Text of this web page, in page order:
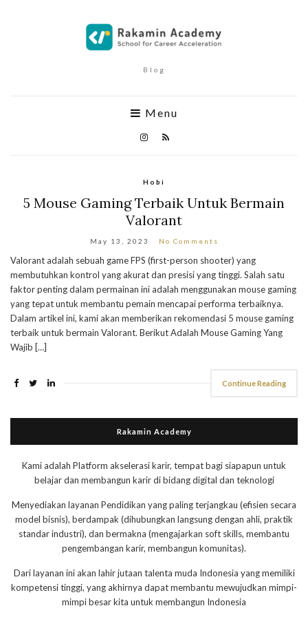
Blog
Menu
Hobi
5 Mouse Gaming Terbaik Untuk Bermain
Valorant
May 13, 2023 No Comments
Valorant adalah sebuah game FPS (first-person shooter) yang
membutuhkan kontrol yang akurat dan presisi yang tinggi. Salah satu
faktor penting dalam permainan ini adalah menggunakan mouse gaming
yang tepat untuk membantu pemain mencapai performa terbaiknya.
Dalam artikel ini, kami akan memberikan rekomendasi 5 mouse gaming
terbaik untuk bermain Valorant. Berikut Adalah Mouse Gaming Yang
Wajib […]
Continue Reading
Rakamin Academy
Kami adalah Platform akselerasi karir, tempat bagi siapapun untuk
belajar dan membangun karir di bidang digital dan teknologi
Menyediakan layanan Pendidikan yang paling terjangkau (efisien secara
model bisnis), berdampak (dihubungkan langsung dengan ahli, praktik
standar industri), dan bermakna (mengajarkan soft skills, membantu
pengembangan karir, membangun komunitas).
Dari layanan ini akan lahir jutaan talenta muda Indonesia yang memiliki
kompetensi tinggi, yang akhirnya dapat membantu mewujudkan mimpi-
mimpi besar kita untuk membangun Indonesia